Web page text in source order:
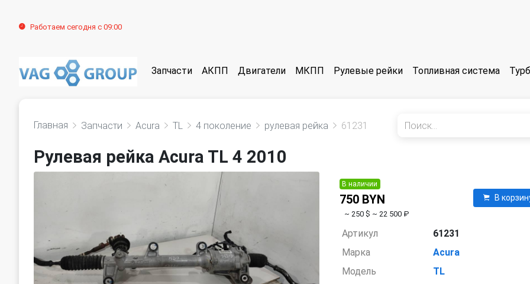
Работаем сегодня с 09:00
Запчасти АКПП Двигатели МКПП Рулевые рейки Топливная система
Главная Запчасти Acura TL 4 поколение рулевая рейка 61231
Рулевая рейка Acura TL 4 2010
В наличии
750 BYN
~ 250 $ ~ 22 500 ₽
В
Артикул
61231
Марка
Acura
Модель
TL